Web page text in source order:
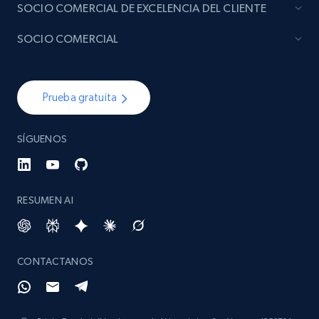
image, Name, Subscribers, Description, and
508+
Post id, URL, User posted, Title, Description,
Num comments, Date posted, Community
name, and more.
Prueba gratuita
SÍGUENOS
RESUMEN AI
CONTACTANOS
SOCIO COMERCIAL DE EXCELENCIA DEL CLIENTE
SOCIO COMERCIAL